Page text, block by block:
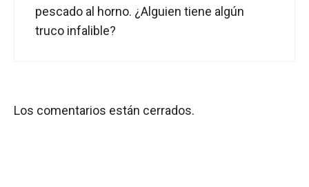
pescado al horno. ¿Alguien tiene algún
truco infalible?
Los comentarios están cerrados.